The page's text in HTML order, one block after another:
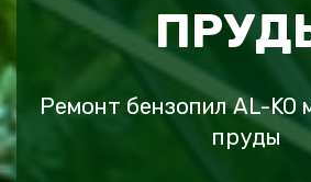
Ремонт бензопил AL-KO
пруды